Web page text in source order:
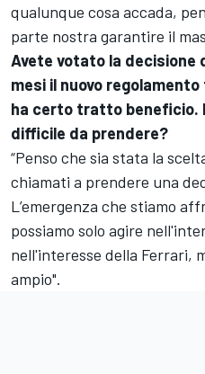
qualunque cosa accada,
parte nostra garantire il
Avete votato la decisione
mesi il nuovo
ha certo tratto beneficio.
difficile da prendere?
“Penso che sia stata la
chiamati a prendere una
L’emergenza che stiamo
possiamo solo agire
nell'interesse della Ferrari,
ampio".